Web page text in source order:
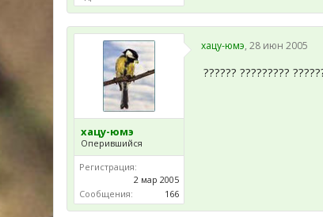
хацу-юмэ
Оперившийся
Регистрация:
2 мар 2005
Сообщения:
166
хацу-юмэ, 28 июн 2005
?????? ?????????